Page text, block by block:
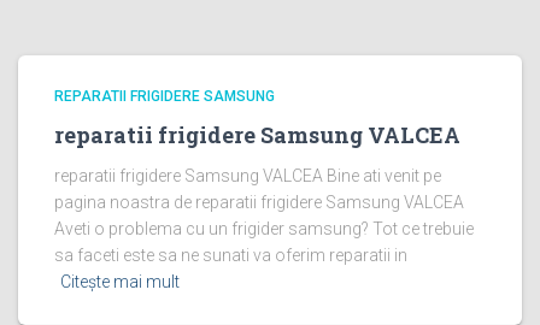
REPARATII FRIGIDERE SAMSUNG
reparatii frigidere Samsung VALCEA
reparatii frigidere Samsung VALCEA Bine ati venit pe
pagina noastra de reparatii frigidere Samsung VALCEA
Aveti o problema cu un frigider samsung? Tot ce trebuie
sa faceti este sa ne sunati va oferim reparatii in
Citește mai mult